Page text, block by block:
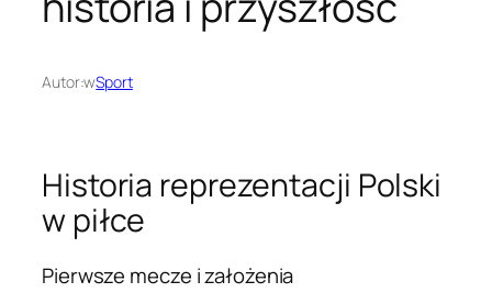
Autor:wSport
Historia reprezentacji Polski
w piłce
Pierwsze mecze i założenia